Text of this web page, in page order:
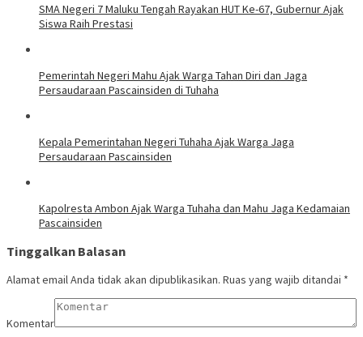
SMA Negeri 7 Maluku Tengah Rayakan HUT Ke-67, Gubernur Ajak
Siswa Raih Prestasi
Pemerintah Negeri Mahu Ajak Warga Tahan Diri dan Jaga
Persaudaraan Pascainsiden di Tuhaha
Kepala Pemerintahan Negeri Tuhaha Ajak Warga Jaga
Persaudaraan Pascainsiden
Kapolresta Ambon Ajak Warga Tuhaha dan Mahu Jaga Kedamaian
Pascainsiden
Tinggalkan Balasan
Alamat email Anda tidak akan dipublikasikan. Ruas yang wajib ditandai *
Komentar